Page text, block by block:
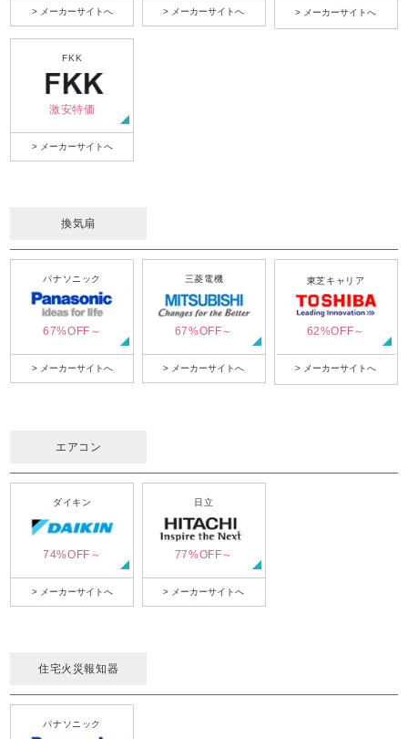
> メーカーサイトへ > メーカーサイトへ > メーカーサイトへ
FKK
激安特価
> メーカーサイトへ
換気扇
パナソニック
67%OFF～
> メーカーサイトへ
三菱電機
67%OFF～
> メーカーサイトへ
東芝キャリア
62%OFF～
> メーカーサイトへ
エアコン
ダイキン
74%OFF～
> メーカーサイトへ
日立
77%OFF～
> メーカーサイトへ
住宅火災報知器
パナソニック